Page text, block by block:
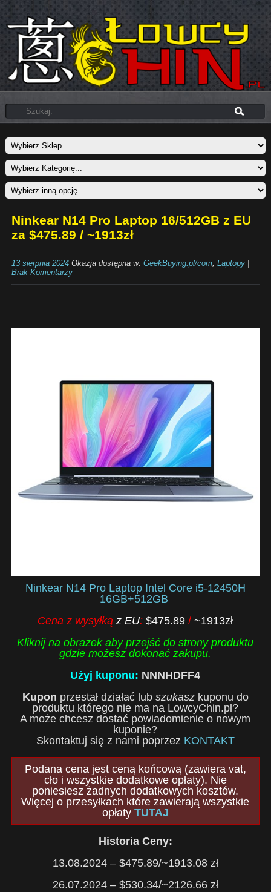
Ninkear N14 Pro Laptop 16/512GB z EU
za $475.89 / ~1913zł
13 sierpnia 2024Okazja dostępna w: GeekBuying.pl/com, Laptopy|
Brak Komentarzy
Ninkear N14 Pro Laptop Intel Core i5-12450H
16GB+512GB
Cena z wysyłką z EU:$475.89/~1913zł
Kliknij na obrazek aby przejść do strony produktu
gdzie możesz dokonać zakupu.
Użyj kuponu: NNNHDFF4
Kupon przestał działać lub szukaszkuponu do
produktu którego nie ma na LowcyChin.pl?
A może chcesz dostać powiadomienie o nowym
kuponie?
Skontaktuj się z nami poprzez KONTAKT
Podana cena jest ceną końcową (zawiera vat,
cło i wszystkie dodatkowe opłaty). Nie
poniesiesz żadnych dodatkowych kosztów.
Więcej o przesyłkach które zawierają wszystkie
opłaty TUTAJ
Historia Ceny:
13.08.2024 – $475.89/~1913.08 zł
26.07.2024 – $530.34/~2126.66 zł